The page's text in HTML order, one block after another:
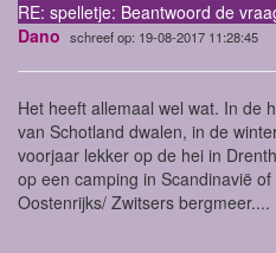
RE: spelletje: Beantwoord de
Dano schreef op: 19-08-2017 11:28:45
Het heeft allemaal wel wat. In de
van Schotland dwalen, in de
voorjaar lekker op de hei in
op een camping in Scandinavië
Oostenrijks/ Zwitsers bergmeer....